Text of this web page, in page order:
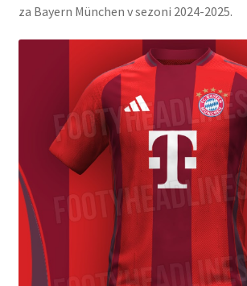
za Bayern München v sezoni 2024-2025.